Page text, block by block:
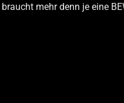
mehr denn je eine